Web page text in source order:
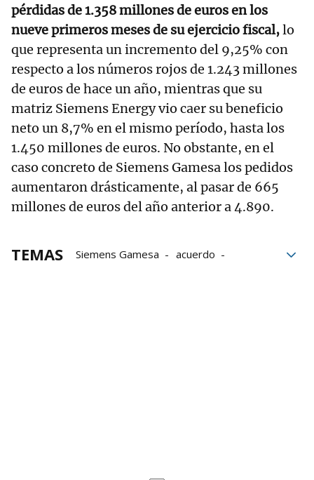
pérdidas de 1.358 millones de euros en los
nueve primeros meses de su ejercicio fiscal,lo
que representa un incremento del 9,25% con
respecto a los números rojos de 1.243 millones
de euros de hace un año, mientras que su
matriz Siemens Energy vio caer su beneficio
neto un 8,7% en el mismo período, hasta los
1.450 millones de euros. No obstante, en el
caso concreto de Siemens Gamesa los pedidos
aumentaron drásticamente, al pasar de 665
millones de euros del año anterior a 4.890.
TEMAS Siemens Gamesa
acuerdo